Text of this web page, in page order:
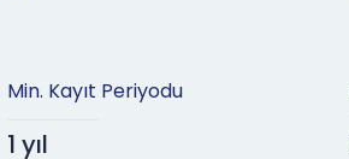
Min. Kayıt Periyodu
1 yıl